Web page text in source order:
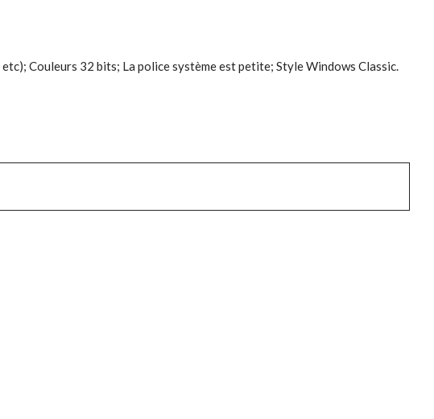
Couleurs 32 bits; La police système est petite; Style Windows Classic.